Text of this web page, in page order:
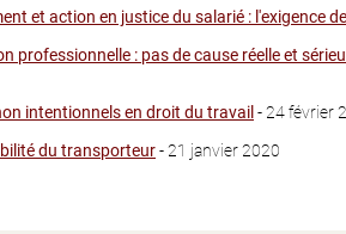
et action en justice du salarié : l'exigence
professionnelle : pas de cause réelle et
intentionnels en droit du travail - 24 février
du transporteur- 21 janvier 2020